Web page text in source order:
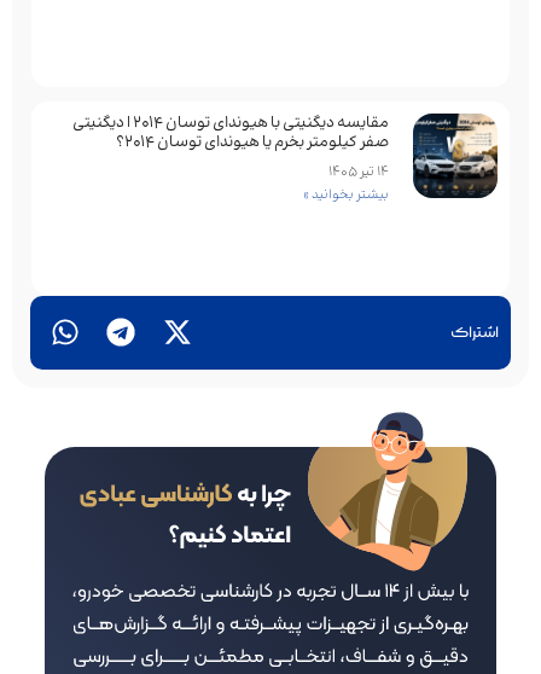
اشتراک
مقایسه دیگنیتی با هیوندای توسان 2014 | دیگنیتی
صفر کیلومتر بخرم یا هیوندای توسان 2014؟
14 تیر 1405
بیشتر بخوانید »